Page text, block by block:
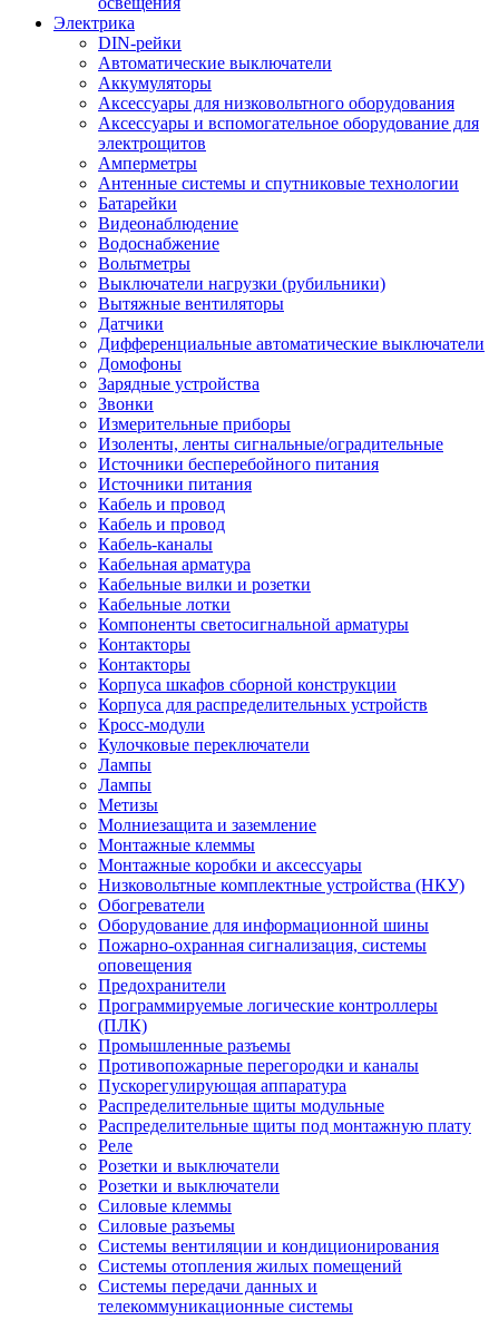
Электрика
DIN-рейки
Автоматические выключатели
Аккумуляторы
Аксессуары для низковольтного оборудования
Аксессуары и вспомогательное оборудование для
электрощитов
Амперметры
Антенные системы и спутниковые технологии
Батарейки
Видеонаблюдение
Водоснабжение
Вольтметры
Выключатели нагрузки (рубильники)
Вытяжные вентиляторы
Датчики
Дифференциальные автоматические выключатели
Домофоны
Зарядные устройства
Звонки
Измерительные приборы
Изоленты, ленты сигнальные/оградительные
Источники бесперебойного питания
Источники питания
Кабель и провод
Кабель и провод
Кабель-каналы
Кабельная арматура
Кабельные вилки и розетки
Кабельные лотки
Компоненты светосигнальной арматуры
Контакторы
Контакторы
Корпуса шкафов сборной конструкции
Корпуса для распределительных устройств
Кросс-модули
Кулочковые переключатели
Лампы
Лампы
Метизы
Молниезащита и заземление
Монтажные клеммы
Монтажные коробки и аксессуары
Низковольтные комплектные устройства (НКУ)
Обогреватели
Оборудование для информационной шины
Пожарно-охранная сигнализация, системы
оповещения
Предохранители
Программируемые логические контроллеры
(ПЛК)
Промышленные разъемы
Противопожарные перегородки и каналы
Пускорегулирующая аппаратура
Распределительные щиты модульные
Распределительные щиты под монтажную плату
Реле
Розетки и выключатели
Розетки и выключатели
Силовые клеммы
Силовые разъемы
Системы вентиляции и кондиционирования
Системы отопления жилых помещений
Системы передачи данных и
телекоммуникационные системы